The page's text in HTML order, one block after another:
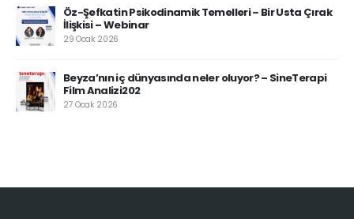
Öz-Şefkatin Psikodinamik Temelleri – Bir Usta Çırak
İlişkisi – Webinar
29 Ocak 2026
Beyza’nın iç dünyasında neler oluyor? – SineTerapi
Film Analizi202
27 Ocak 2026